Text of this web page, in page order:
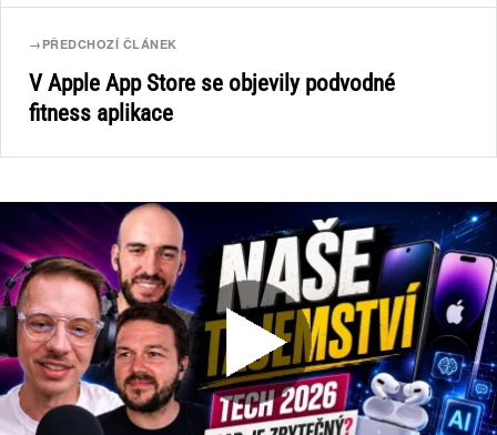
→ PŘEDCHOZÍ ČLÁNEK
V Apple App Store se objevily podvodné
fitness aplikace